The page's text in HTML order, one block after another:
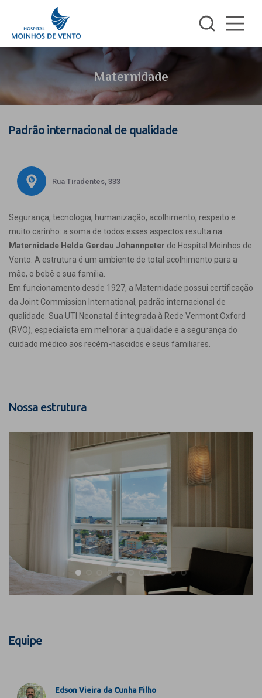
Maternidade
Padrão internacional de qualidade
Rua Tiradentes, 333
Segurança, tecnologia, humanização, acolhimento, respeito e
muito carinho: a soma de todos esses aspectos resulta na
Maternidade Helda Gerdau Johannpeter do Hospital Moinhos de
Vento. A estrutura é um ambiente de total acolhimento para a
mãe, o bebê e sua família.
Em funcionamento desde 1927, a Maternidade possui certificação
da Joint Commission International, padrão internacional de
qualidade. Sua UTI Neonatal é integrada à Rede Vermont Oxford
(RVO), especialista em melhorar a qualidade e a segurança do
cuidado médico aos recém-nascidos e seus familiares.
Nossa estrutura
Equipe
Edson Vieira da Cunha Filho